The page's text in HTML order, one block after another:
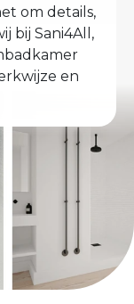
om details,
bij Sani4All,
en